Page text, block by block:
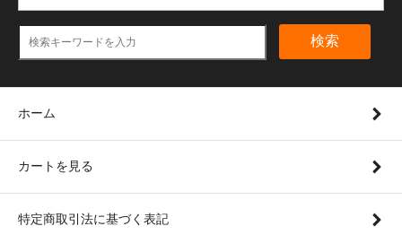
検索
ホーム
カートを見る
特定商取引法に基づく表記